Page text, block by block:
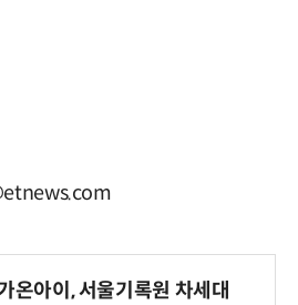
온아이, 서울기록원 차세대